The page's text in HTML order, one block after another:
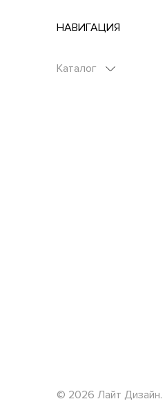
НАВИГАЦИЯ
Каталог
© 2026 Лайт